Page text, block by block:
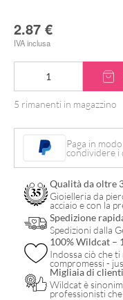
2.87 €
IVA inclusa
Comfort
quantità
5 rimanenti in magazzino
Paga in
condividere i
Qualità da oltre
Gioielleria da
acciaio e con la
Spedizione
Spedizioni dalla
100% Wildcat –
Indossa ciò che
compromessi -
Migliaia di
Wildcat è
professionisti